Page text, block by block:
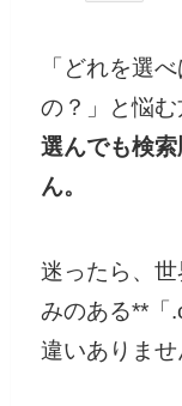
「どれを選
の？」と悩
選んでも検
ん。
迷ったら、
みのある**「
違いありませ